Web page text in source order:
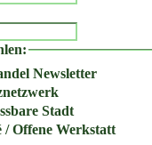
Newsletter
Stadt
/ Offene Werkstatt